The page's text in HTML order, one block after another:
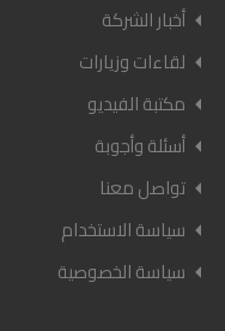
أخبار الشركة
لقاءات وزيارات
مكتبة الفيديو
أسئلة وأجوبة
تواصل معنا
سياسة الاستخدام
سياسة الخصوصية